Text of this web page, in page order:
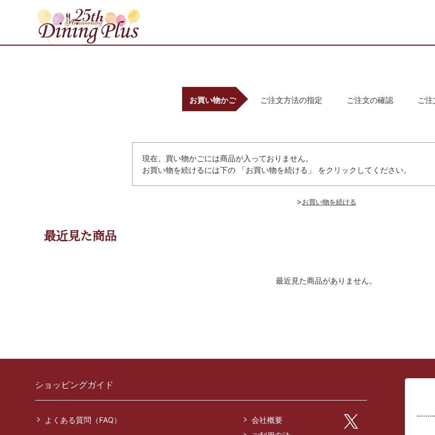
お買い物かご ご注文方法の指定 ご注文の確認 ご
現在、買い物かごには商品が入っておりません。
お買い物を続けるには下の 「お買い物を続ける」 をクリックしてください。
>
最近見た商品
最近見た商品がありません。
ショッピングガイド
よくある質問（FAQ）
会社概要